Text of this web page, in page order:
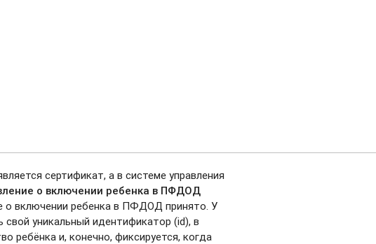
сертификат, а в системе управления
о включении ребенка в ПФДОД
о включении ребенка в ПФДОД принято. У
уникальный идентификатор (id), в
ребёнка и, конечно, фиксируется, когда